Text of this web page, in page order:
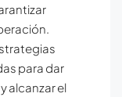
para dar
alcanzar el